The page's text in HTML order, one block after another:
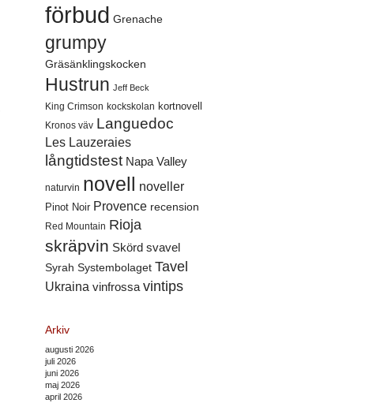
förbud Grenache
grumpy
Gräsänklingskocken
Hustrun Jeff Beck
King Crimson kockskolan kortnovell
Kronos väv Languedoc
Les Lauzeraies
långtidstest Napa Valley
naturvin novell noveller
Pinot Noir Provence recension
Red Mountain Rioja
skräpvin Skörd svavel
Syrah Systembolaget Tavel
Ukraina vinfrossa vintips
Arkiv
augusti 2026
juli 2026
juni 2026
maj 2026
april 2026